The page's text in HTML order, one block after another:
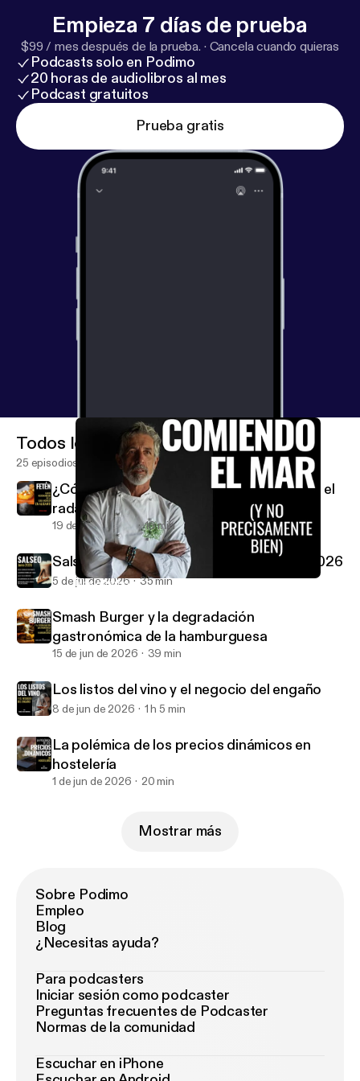
Empieza 7 días de prueba
$99 / mes después de la prueba. · Cancela cuando quieras
Podcasts solo en Podimo
20 horas de audiolibros al mes
Podcast gratuitos
Prueba gratis
Nos estamos comiendo el mar (y no precisamente bien)
Todos los episodios
25 episodios
¿Cómo consigue un restaurante entrar en el
radar de la Guía Michelin?
19 de jul de 2026 16 min
Salseo: Actualidad Gastronómica Junio 2026
5 de jul de 2026 35 min
Smash Burger y la degradación
gastronómica de la hamburguesa
15 de jun de 2026 39 min
Los listos del vino y el negocio del engaño
8 de jun de 2026 1 h 5 min
La polémica de los precios dinámicos en
hostelería
1 de jun de 2026 20 min
Mostrar más
Sobre Podimo
Empleo
Blog
¿Necesitas ayuda?
Para podcasters
Iniciar sesión como podcaster
Preguntas frecuentes de Podcaster
Normas de la comunidad
Escuchar en iPhone